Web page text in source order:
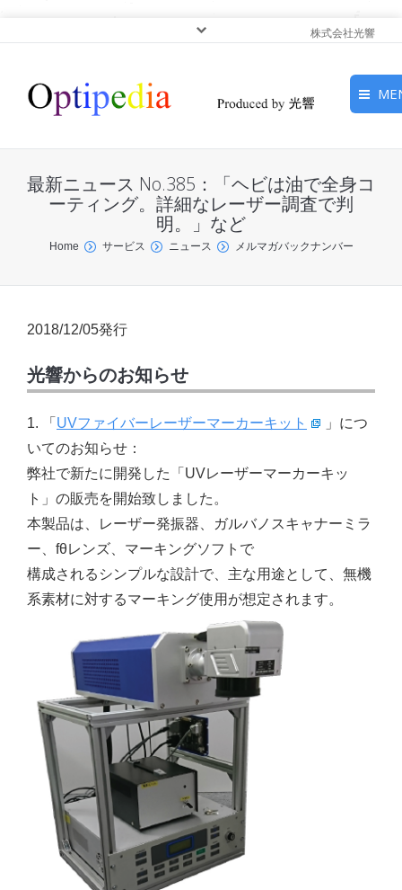
株式会社光響
ピックアップ
光基礎・光源
光応用・アプリケーショ
最新ニュース No.385：「ヘビは油で全身コ
ーティング。詳細なレーザー調査で判
明。」など
You are here:
Home サービス ニュース メルマガバックナンバー
2018/12/05発行
光響からのお知らせ
1. 「 UVファイバーレーザーマーカーキット
」につ
いてのお知らせ：
弊社で新たに開発した「UVレーザーマーカーキッ
ト」の販売を開始致しました。
本製品は、レーザー発振器、ガルバノスキャナーミラ
ー、fθレンズ、マーキングソフトで
構成されるシンプルな設計で、主な用途として、無機
系素材に対するマーキング使用が想定されます。